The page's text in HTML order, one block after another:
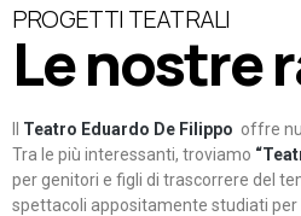
PROGETTI TEATRALI
Le nostre
Teatro Eduardo De Filippo offre
Tra le più interessanti, troviamo
per genitori e figli di trascorrere del
spettacoli appositamente studiati per